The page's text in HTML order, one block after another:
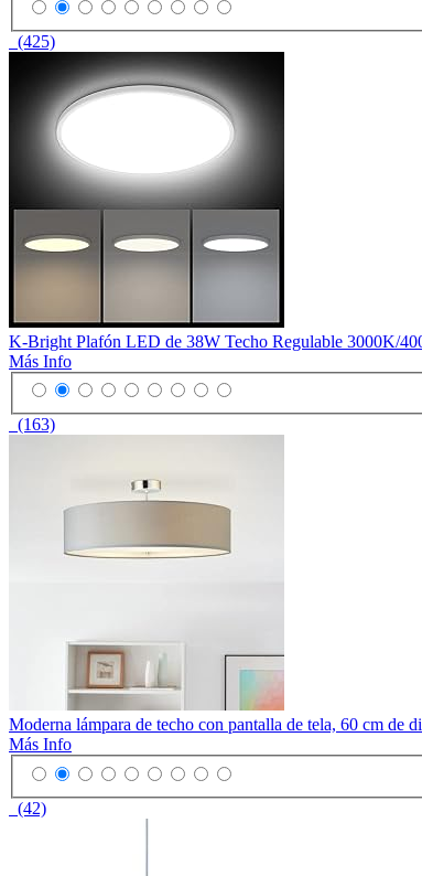
(425)
K-Bright Plafón LED de 38W Techo Regulable 3000K/
Más Info
(163)
Moderna lámpara de techo con pantalla de tela, 60 cm de
Más Info
(42)